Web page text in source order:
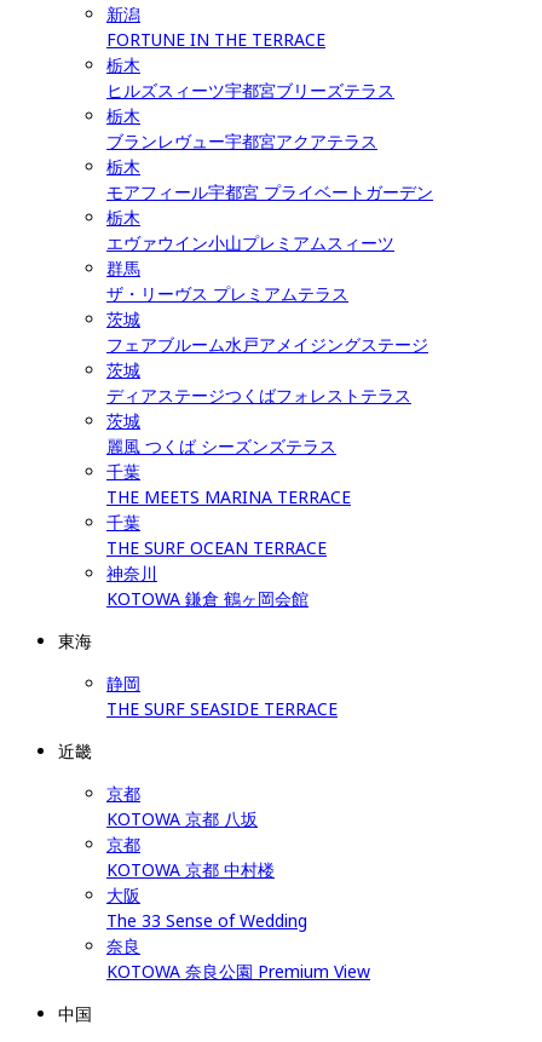
新潟
FORTUNE IN THE TERRACE
栃木
ヒルズスィーツ宇都宮ブリーズテラス
栃木
ブランレヴュー宇都宮アクアテラス
栃木
モアフィール宇都宮 プライベートガーデン
栃木
エヴァウイン小山プレミアムスィーツ
群馬
ザ・リーヴス プレミアムテラス
茨城
フェアブルーム水戸アメイジングステージ
茨城
ディアステージつくばフォレストテラス
茨城
麗風 つくば シーズンズテラス
千葉
THE MEETS MARINA TERRACE
千葉
THE SURF OCEAN TERRACE
神奈川
KOTOWA 鎌倉 鶴ヶ岡会館
東海
静岡
THE SURF SEASIDE TERRACE
近畿
京都
KOTOWA 京都 八坂
京都
KOTOWA 京都 中村楼
大阪
The 33 Sense of Wedding
奈良
KOTOWA 奈良公園 Premium View
中国